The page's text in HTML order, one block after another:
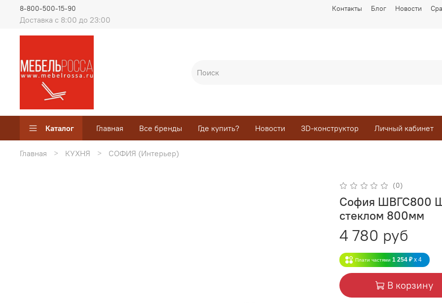
Контакты Блог Новости
Доставка с 8:00 до 23:00
8-800-500-15-90
Каталог Главная Все бренды Где купить? Новости 3D-конструктор Личный кабинет
Главная КУХНЯ СОФИЯ (Интерьер)
(0)
София ШВГС800
стеклом 800мм
4 780 руб
Плати частями 1 254 ₽ x 4
В корзину